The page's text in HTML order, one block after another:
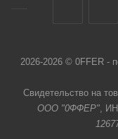
2026-2026 © 0FFER -
Свидетельство на
ООО "0ФФЕР",